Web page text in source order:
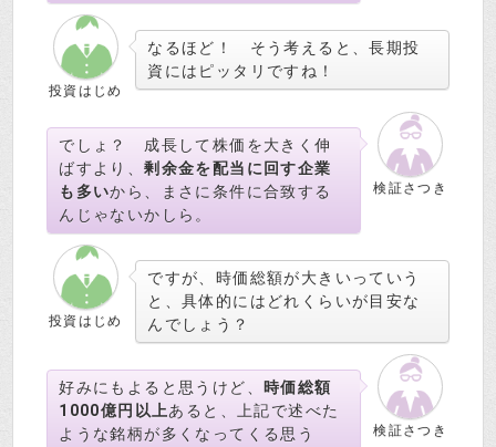
投資はじめ
なるほど！ そう考えると、長期投
資にはピッタリですね！
検証さつき
でしょ？ 成長して株価を大きく伸
ばすより、剰余金を配当に回す企業
も多いから、まさに条件に合致する
んじゃないかしら。
投資はじめ
ですが、時価総額が大きいっていう
と、具体的にはどれくらいが目安な
んでしょう？
検証さつき
好みにもよると思うけど、 時価総額
1000億円以上あると、上記で述べた
ような銘柄が多くなってくる思う